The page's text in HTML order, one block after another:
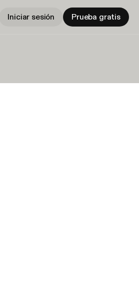
Iniciar sesión Prueba gratis